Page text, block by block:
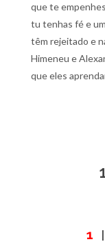
que te
tu tenhas fé e
têm rejeitado e
Himeneu e
que eles
1